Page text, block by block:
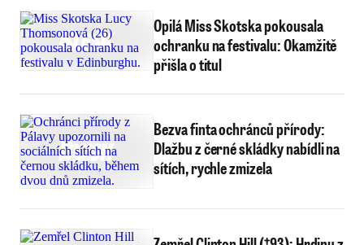
Opilá Miss Skotska pokousala
ochranku na festivalu: Okamžitě
přišla o titul
Bezva finta ochránců přírody:
Dlažbu z černé skládky nabídli na
sítích, rychle zmizela